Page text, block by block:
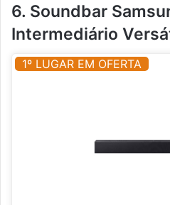
6. Soundbar
Intermediário
1º LUGAR EM OFERTA